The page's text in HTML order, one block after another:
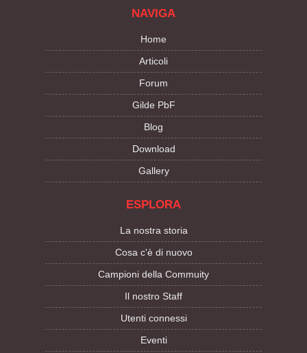
NAVIGA
Home
Articoli
Forum
Gilde PbF
Blog
Download
Gallery
ESPLORA
La nostra storia
Cosa c'è di nuovo
Campioni della Commuity
Il nostro Staff
Utenti connessi
Eventi